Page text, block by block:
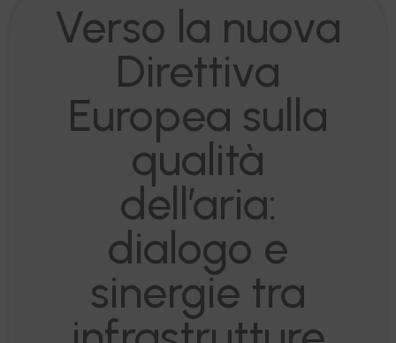
Verso la nuova
Direttiva
Europea sulla
qualità
dell’aria:
dialogo e
sinergie tra